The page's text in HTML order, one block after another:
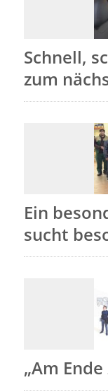
Schnell,
zum
Ein
sucht
„Am